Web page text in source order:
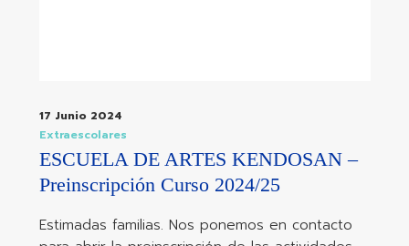
17 Junio 2024
Extraescolares
ESCUELA DE ARTES KENDOSAN –
Preinscripción Curso 2024/25
Estimadas familias. Nos ponemos en contacto